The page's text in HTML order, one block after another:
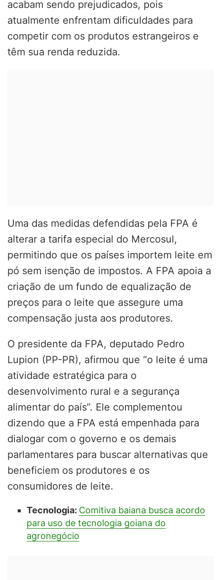
acabam sendo prejudicados, pois
atualmente enfrentam dificuldades para
competir com os produtos estrangeiros e
têm sua renda reduzida.
Uma das medidas defendidas pela FPA é
alterar a tarifa especial do Mercosul,
permitindo que os países importem leite em
pó sem isenção de impostos. A FPA apoia a
criação de um fundo de equalização de
preços para o leite que assegure uma
compensação justa aos produtores.
O presidente da FPA, deputado Pedro
Lupion (PP-PR), afirmou que “o leite é uma
atividade estratégica para o
desenvolvimento rural e a segurança
alimentar do país”. Ele complementou
dizendo que a FPA está empenhada para
dialogar com o governo e os demais
parlamentares para buscar alternativas que
beneficiem os produtores e os
consumidores de leite.
Tecnologia: Comitiva baiana busca acordo
para uso de tecnologia goiana do
agronegócio